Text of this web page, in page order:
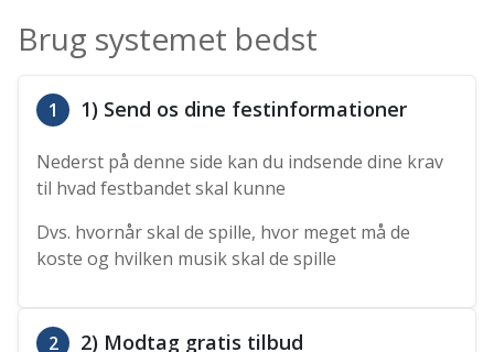
Brug systemet bedst
1 1) Send os dine festinformationer
Nederst på denne side kan du indsende dine krav
til hvad festbandet skal kunne
Dvs. hvornår skal de spille, hvor meget må de
koste og hvilken musik skal de spille
2 2) Modtag gratis tilbud